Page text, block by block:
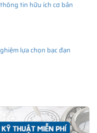
tin hữu ích cơ bản
lựa chọn bạc đạn